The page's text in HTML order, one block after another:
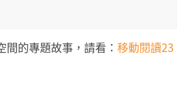
間的專題故事，請看： 移動閱讀23